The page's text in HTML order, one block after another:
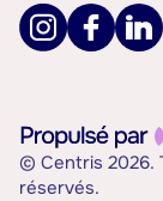
© Centris 2026.
réservés.